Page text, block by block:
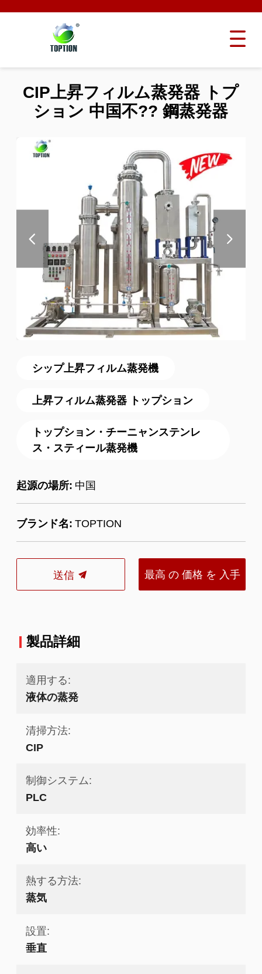
シップ上昇フィルム蒸発機
上昇フィルム蒸発器 トップション
トップション・チーニャンステンレ
ス・スティール蒸発機
起源の場所: 中国
ブランド名: TOPTION
送信 最高 の 価格 を 入手
CIP上昇フィルム蒸発器 トプ
ション 中国不?? 鋼蒸発器
製品詳細
適用する:
液体の蒸発
清掃方法:
CIP
制御システム:
PLC
効率性:
高い
熱する方法:
蒸気
設置:
垂直